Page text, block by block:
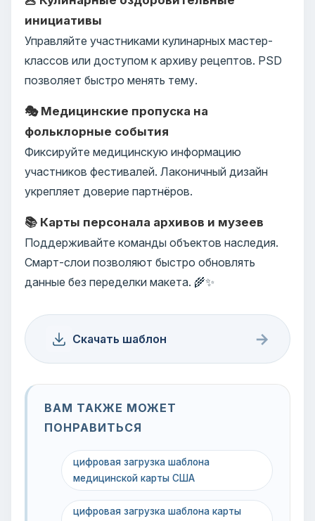
инициативы
Управляйте участниками кулинарных мастер-
классов или доступом к архиву рецептов. PSD
позволяет быстро менять тему.
🎭 Медицинские пропуска на
фольклорные события
Фиксируйте медицинскую информацию
участников фестивалей. Лаконичный дизайн
укрепляет доверие партнёров.
📚 Карты персонала архивов и музеев
Поддерживайте команды объектов наследия.
Смарт-слои позволяют быстро обновлять
данные без переделки макета. 🌾✨
Скачать шаблон →
ВАМ ТАКЖЕ МОЖЕТ
ПОНРАВИТЬСЯ
цифровая загрузка шаблона
медицинской карты США
цифровая загрузка шаблона карты